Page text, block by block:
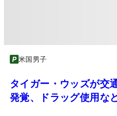
米国男子
タイガー・ウッズが
発覚、ドラッグ使用な